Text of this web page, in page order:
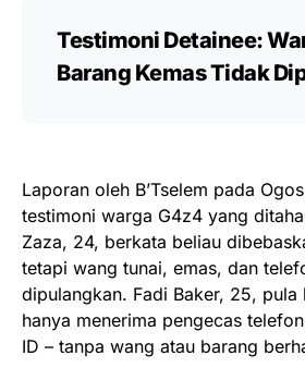
Testimoni Detainee:
Barang Kemas Tidak
Laporan oleh B’Tselem pada
testimoni warga G4z4 yang
Zaza, 24, berkata beliau
tetapi wang tunai, emas, dan
dipulangkan. Fadi Baker, 25, pula
hanya menerima pengecas
ID – tanpa wang atau barang